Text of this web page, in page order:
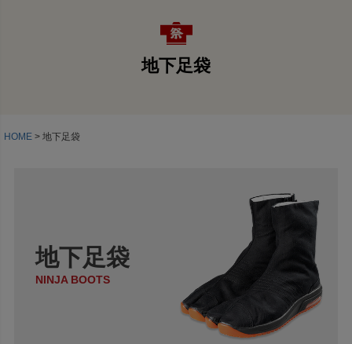
地下足袋
HOME 地下足袋
地下足袋
NINJA BOOTS